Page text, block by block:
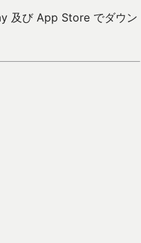
及び App Store でダウン